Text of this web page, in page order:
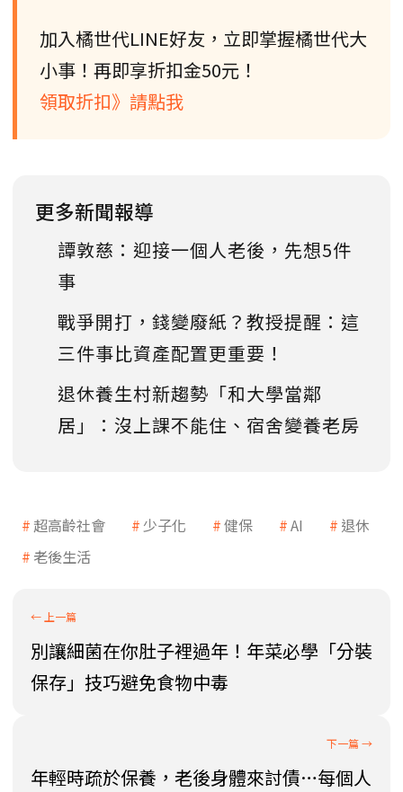
加入橘世代LINE好友，立即掌握橘世代大
小事！再即享折扣金50元！
領取折扣》請點我
更多新聞報導
譚敦慈：迎接一個人老後，先想5件
事
戰爭開打，錢變廢紙？教授提醒：這
三件事比資產配置更重要！
退休養生村新趨勢「和大學當鄰
居」：沒上課不能住、宿舍變養老房
超高齡社會 少子化 健保 AI
退休
老後生活
別讓細菌在你肚子裡過年！年菜必學「分裝
保存」技巧避免食物中毒
年輕時疏於保養，老後身體來討債…每個人